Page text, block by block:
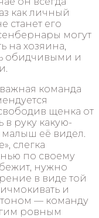
как личный
станет его
могут
на хозяина,
обидчивыми и
команда
щенка от
в руку какую-
малыш её видел.
слегка
по своему
нужно
в виде той
и
тоном — команду
ровным